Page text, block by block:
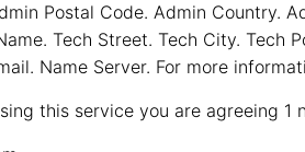
Postal Code. Admin Country.
Tech Street. Tech City. Tech
Name Server. For more
this service you are agreeing 1